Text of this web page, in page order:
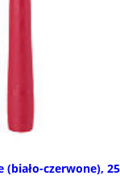
czerwone),